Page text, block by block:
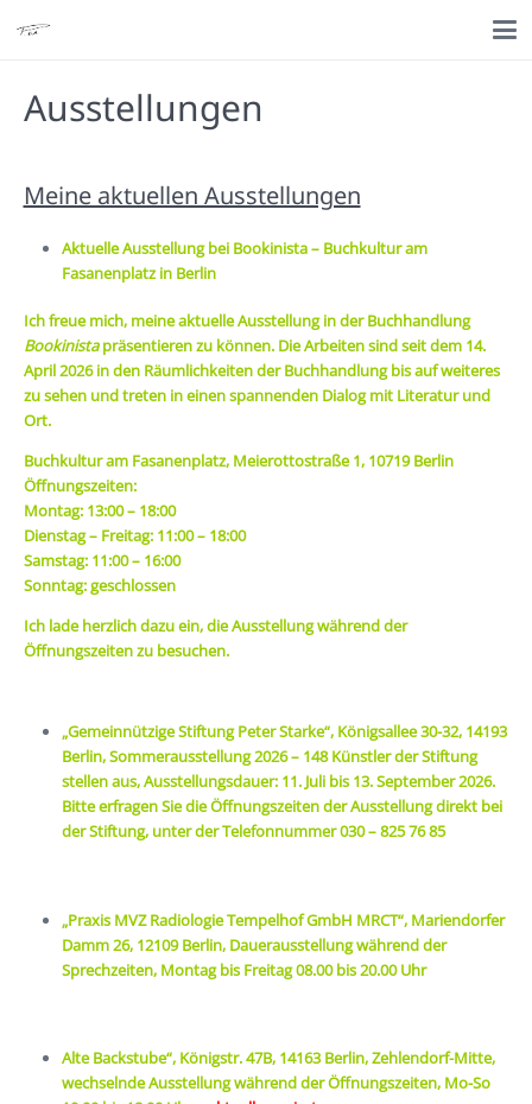
Ausstellungen
Meine aktuellen Ausstellungen
Aktuelle Ausstellung bei Bookinista – Buchkultur am
Fasanenplatz in Berlin
Ich freue mich, meine aktuelle Ausstellung in der Buchhandlung
Bookinistapräsentieren zu können. Die Arbeiten sind seit dem 14.
April 2026 in den Räumlichkeiten der Buchhandlung bis auf weiteres
zu sehen und treten in einen spannenden Dialog mit Literatur und
Ort.
Buchkultur am Fasanenplatz, Meierottostraße 1, 10719 Berlin
Öffnungszeiten:
Montag: 13:00 – 18:00
Dienstag – Freitag: 11:00 – 18:00
Samstag: 11:00 – 16:00
Sonntag: geschlossen
Ich lade herzlich dazu ein, die Ausstellung während der
Öffnungszeiten zu besuchen.
„Gemeinnützige Stiftung Peter Starke“, Königsallee 30-32, 14193
Berlin,Sommerausstellung 2026 – 148 Künstler der Stiftung
stellen aus, Ausstellungsdauer: 11. Juli bis 13. September 2026.
Bitte erfragen Sie die Öffnungszeiten der Ausstellung direkt bei
der Stiftung, unter der Telefonnummer 030 – 825 76 85
„Praxis MVZ Radiologie Tempelhof GmbH MRCT“, Mariendorfer
Damm 26, 12109 Berlin, Dauerausstellung während der
Sprechzeiten, Montag bis Freitag 08.00 bis 20.00 Uhr
Alte Backstube“, Königstr. 47B, 14163 Berlin, Zehlendorf-Mitte,
wechselnde Ausstellung während der Öffnungszeiten, Mo-So